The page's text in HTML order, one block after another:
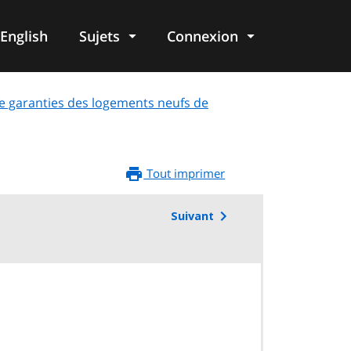
English Sujets Connexion
garanties des logements neufs de
Tout imprimer
Suivant